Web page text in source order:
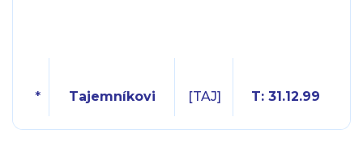
* Tajemníkovi [TAJ] T: 31.12.99